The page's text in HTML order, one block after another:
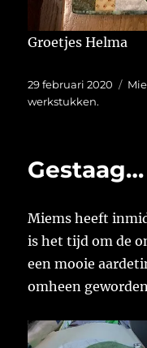
Groetjes Helma
Geplaatst
op
29 februari 2020
werkstukken.
Gestaag…
Miems heeft
is het tijd om de
een mooie
omheen